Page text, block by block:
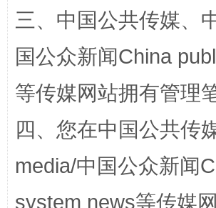
站台名比不上好声名
三、中国公共传媒、
国公众新闻China
等传媒网站拥有管理
四、您在中国公共传
media/中国公众新闻
system news等传媒